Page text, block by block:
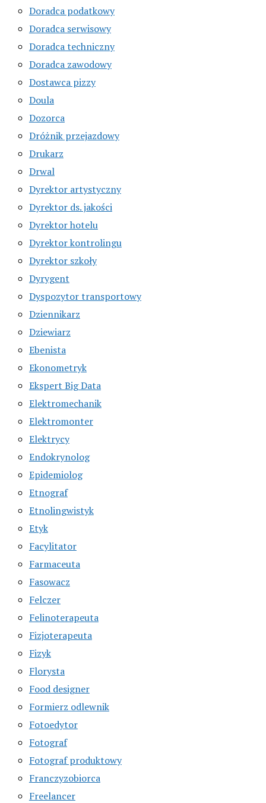
Doradca podatkowy
Doradca serwisowy
Doradca techniczny
Doradca zawodowy
Dostawca pizzy
Doula
Dozorca
Dróżnik przejazdowy
Drukarz
Drwal
Dyrektor artystyczny
Dyrektor ds. jakości
Dyrektor hotelu
Dyrektor kontrolingu
Dyrektor szkoły
Dyrygent
Dyspozytor transportowy
Dziennikarz
Dziewiarz
Ebenista
Ekonometryk
Ekspert Big Data
Elektromechanik
Elektromonter
Elektrycy
Endokrynolog
Epidemiolog
Etnograf
Etnolingwistyk
Etyk
Facylitator
Farmaceuta
Fasowacz
Felczer
Felinoterapeuta
Fizjoterapeuta
Fizyk
Florysta
Food designer
Formierz odlewnik
Fotoedytor
Fotograf
Fotograf produktowy
Franczyzobiorca
Freelancer